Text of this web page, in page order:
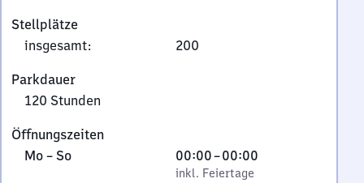
4,
8
5
6
1
Oberstdorf
Stellplätze
insgesamt: 200
Parkdauer
120 Stunden
Öffnungszeiten
Montag
Mo – So,
00:00–00:00
Von
0
inkl. Feiertage